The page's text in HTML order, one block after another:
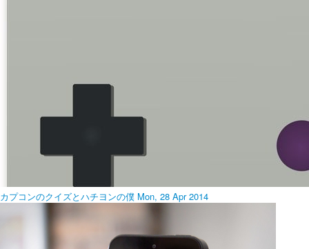
カプコンのクイズとハチヨンの僕 Mon, 28 Apr 2014